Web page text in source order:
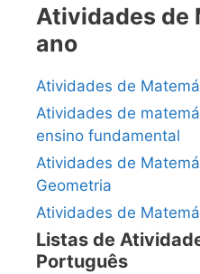
Atividades de
ano
Atividades de
Atividades de
ensino fundamental
Atividades de
Geometria
Atividades de
Listas de
Português